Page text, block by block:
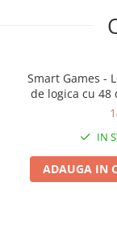
Smart Games -
de logica cu 48
3+ ani, editie
IN
ADAUGA IN